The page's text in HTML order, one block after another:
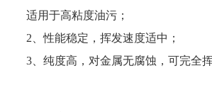
适用于高粘度油污；
2、性能稳定，挥发速度适中；
3、纯度高，对金属无腐蚀，可完全